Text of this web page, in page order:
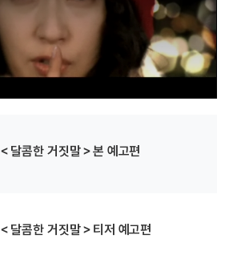
＜달콤한 거짓말＞본 예고편
＜달콤한 거짓말＞티저 예고편